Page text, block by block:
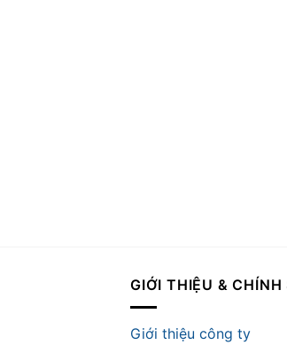
GIỚI THIỆU & CHÍNH
Giới thiệu công ty